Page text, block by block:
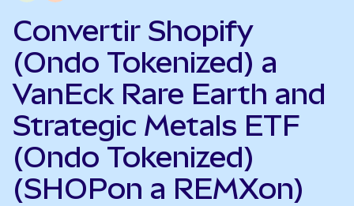
Convertir Shopify
(Ondo Tokenized) a
VanEck Rare Earth and
Strategic Metals ETF
(Ondo Tokenized)
(SHOPon a REMXon)